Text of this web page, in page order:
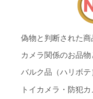
偽物と判断された商
カメラ関係のお品
バルク品（ハリボテ
トイカメラ・防犯